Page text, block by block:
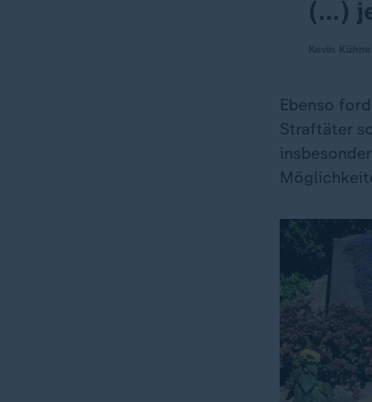
(...)
Ebenso
Straftäter